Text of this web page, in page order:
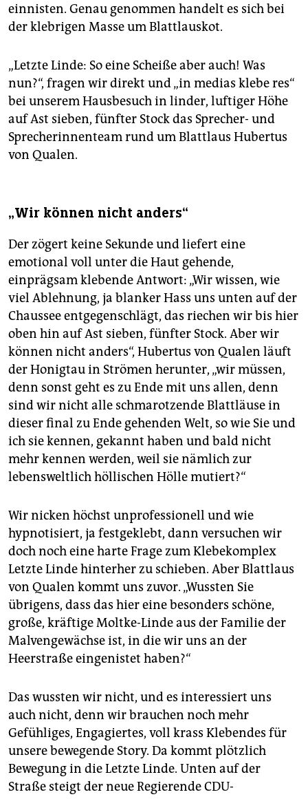
einnisten. Genau genommen handelt es sich bei
der klebrigen Masse um Blattlauskot.
„Letzte Linde: So eine Scheiße aber auch! Was
nun?“, fragen wir direkt und „in medias klebe res“
bei unserem Hausbesuch in linder, luftiger Höhe
auf Ast sieben, fünfter Stock das Sprecher- und
Sprecherinnenteam rund um Blattlaus Hubertus
von Qualen.
„Wir können nicht anders“
Der zögert keine Sekunde und liefert eine
emotional voll unter die Haut gehende,
einprägsam klebende Antwort: „Wir wissen, wie
viel Ablehnung, ja blanker Hass uns unten auf der
Chaussee entgegenschlägt, das riechen wir bis hier
oben hin auf Ast sieben, fünfter Stock. Aber wir
können nicht anders“, Hubertus von Qualen läuft
der Honigtau in Strömen herunter, „wir müssen,
denn sonst geht es zu Ende mit uns allen, denn
sind wir nicht alle schmarotzende Blattläuse in
dieser final zu Ende gehenden Welt, so wie Sie und
ich sie kennen, gekannt haben und bald nicht
mehr kennen werden, weil sie nämlich zur
lebensweltlich höllischen Hölle mutiert?“
Wir nicken höchst unprofessionell und wie
hypnotisiert, ja festgeklebt, dann versuchen wir
doch noch eine harte Frage zum Klebekomplex
Letzte Linde hinterher zu schieben. Aber Blattlaus
von Qualen kommt uns zuvor. „Wussten Sie
übrigens, dass das hier eine besonders schöne,
große, kräftige Moltke-Linde aus der Familie der
Malvengewächse ist, in die wir uns an der
Heerstraße eingenistet haben?“
Das wussten wir nicht, und es interessiert uns
auch nicht, denn wir brauchen noch mehr
Gefühliges, Engagiertes, voll krass Klebendes für
unsere bewegende Story. Da kommt plötzlich
Bewegung in die Letzte Linde. Unten auf der
Straße steigt der neue Regierende CDU-